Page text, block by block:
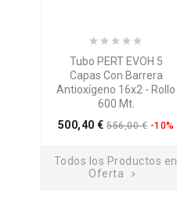
Tubo PERT EVOH 5
Capas Con Barrera
Antioxígeno 16x2 - Rollo
600 Mt.
500,40 € 556,00 € -10%
Todos los Productos en
Oferta
